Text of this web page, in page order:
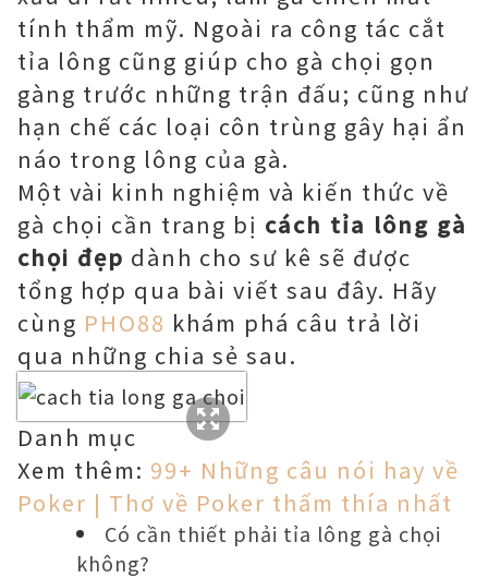
tính thẩm mỹ. Ngoài ra công tác cắt
tỉa lông cũng giúp cho gà chọi gọn
gàng trước những trận đấu; cũng như
hạn chế các loại côn trùng gây hại ẩn
náo trong lông của gà.
Một vài kinh nghiệm và kiến thức về
gà chọi cần trang bị cách tỉa lông gà
chọi đẹp dành cho sư kê sẽ được
tổng hợp qua bài viết sau đây. Hãy
cùng PHO88 khám phá câu trả lời
qua những chia sẻ sau.
Danh mục
Xem thêm: 99+ Những câu nói hay về
Poker | Thơ về Poker thấm thía nhất
Có cần thiết phải tỉa lông gà chọi
không?